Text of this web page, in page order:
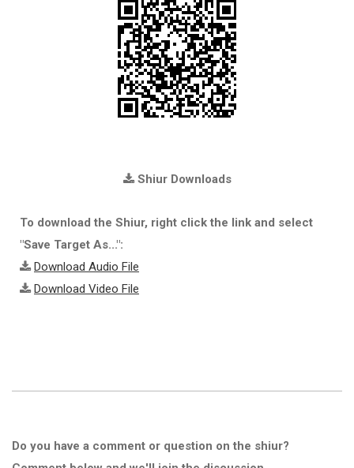
Shiur Downloads
To download the Shiur, right click the link and select
"Save Target As...":
Download Audio File
Download Video File
Do you have a comment or question on the shiur?